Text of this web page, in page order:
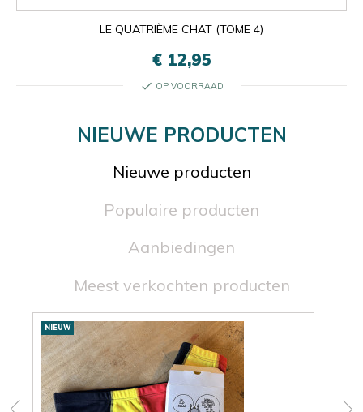
LE QUATRIÈME CHAT (TOME 4)
€ 12,95
check OP VOORRAAD
NIEUWE PRODUCTEN
Nieuwe producten
Populaire producten
Aanbiedingen
Meest verkochten producten
Nieuwe
producten
NIEUW